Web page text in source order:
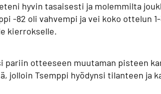
hyvin tasaisesti ja molemmilta
-82 oli vahvempi ja vei koko ottelun
kierrokselle.
pariin otteeseen muutaman pisteen
jolloin Tsemppi hyödynsi tilanteen ja